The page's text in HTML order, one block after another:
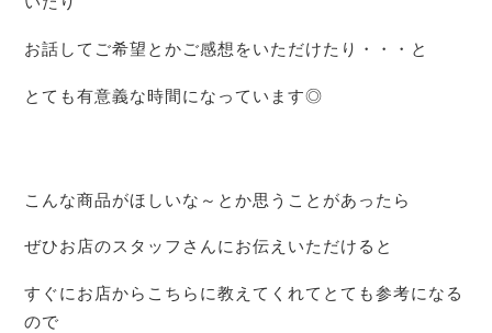
お話してご希望とかご感想をいただけたり・・・と
とても有意義な時間になっています◎
こんな商品がほしいな～とか思うことがあったら
ぜひお店のスタッフさんにお伝えいただけると
すぐにお店からこちらに教えてくれてとても参考になる
ので